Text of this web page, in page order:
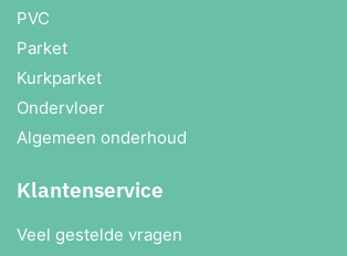
PVC
Parket
Kurkparket
Ondervloer
Algemeen onderhoud
Klantenservice
Veel gestelde vragen